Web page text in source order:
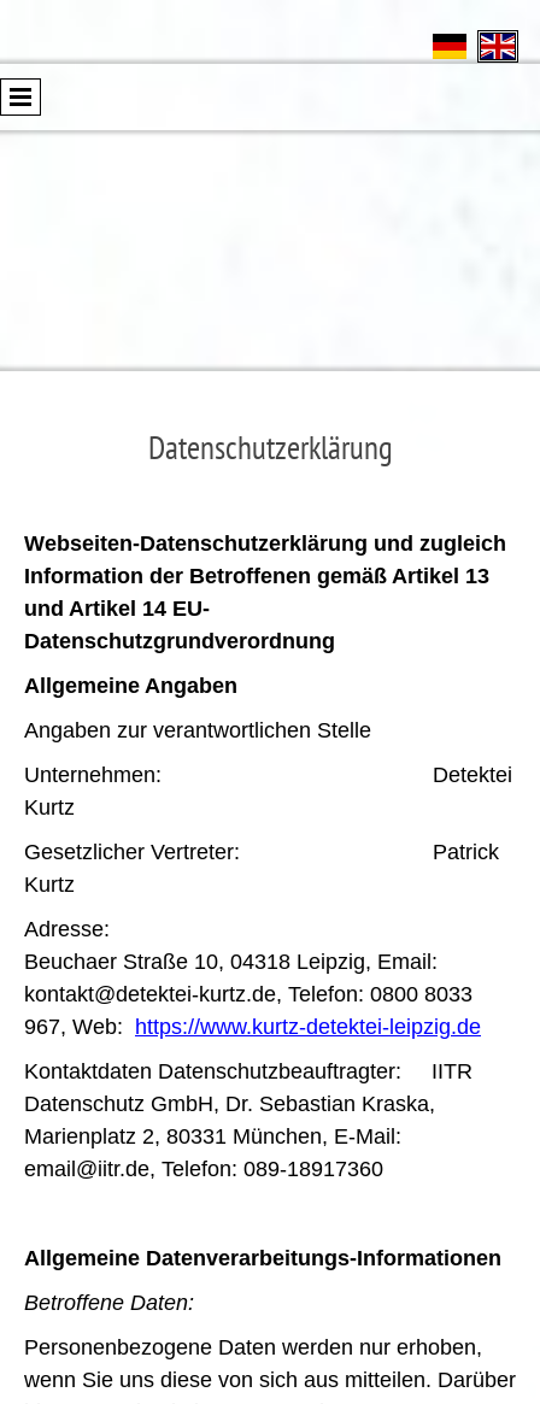
Datenschutzerklärung
Webseiten-Datenschutzerklärung und zugleich
Information der Betroffenen gemäß Artikel 13
und Artikel 14 EU-
Datenschutzgrundverordnung
Allgemeine Angaben
Angaben zur verantwortlichen Stelle
Unternehmen: Detektei
Kurtz
Gesetzlicher Vertreter: Patrick
Kurtz
Adresse:
Beuchaer Straße 10, 04318 Leipzig, Email:
kontakt@detektei-kurtz.de, Telefon: 0800 8033
967, Web: https://www.kurtz-detektei-leipzig.de
Kontaktdaten Datenschutzbeauftragter: IITR
Datenschutz GmbH, Dr. Sebastian Kraska,
Marienplatz 2, 80331 München, E-Mail:
email@iitr.de, Telefon: 089-18917360
Allgemeine Datenverarbeitungs-Informationen
Betroffene Daten:
Personenbezogene Daten werden nur erhoben,
wenn Sie uns diese von sich aus mitteilen. Darüber